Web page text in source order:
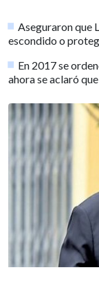
Aseguraron que
escondido o
En 2017 se
ahora se aclaró